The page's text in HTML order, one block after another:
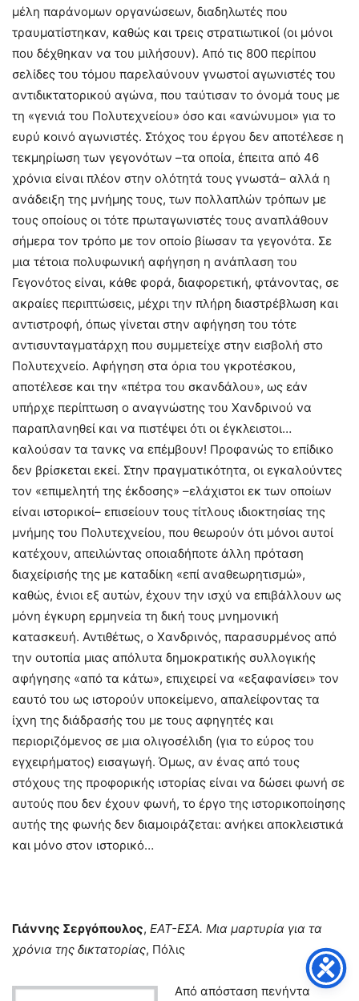
μέλη παράνομων οργανώσεων, διαδηλωτές που
τραυματίστηκαν, καθώς και τρεις στρατιωτικοί (οι μόνοι
που δέχθηκαν να του μιλήσουν). Από τις 800 περίπου
σελίδες του τόμου παρελαύνουν γνωστοί αγωνιστές του
αντιδικτατορικού αγώνα, που ταύτισαν το όνομά τους με
τη «γενιά του Πολυτεχνείου» όσο και «ανώνυμοι» για το
ευρύ κοινό αγωνιστές. Στόχος του έργου δεν αποτέλεσε η
τεκμηρίωση των γεγονότων –τα οποία, έπειτα από 46
χρόνια είναι πλέον στην ολότητά τους γνωστά– αλλά η
ανάδειξη της μνήμης τους, των πολλαπλών τρόπων με
τους οποίους οι τότε πρωταγωνιστές τους αναπλάθουν
σήμερα τον τρόπο με τον οποίο βίωσαν τα γεγονότα. Σε
μια τέτοια πολυφωνική αφήγηση η ανάπλαση του
Γεγονότος είναι, κάθε φορά, διαφορετική, φτάνοντας, σε
ακραίες περιπτώσεις, μέχρι την πλήρη διαστρέβλωση και
αντιστροφή, όπως γίνεται στην αφήγηση του τότε
αντισυνταγματάρχη που συμμετείχε στην εισβολή στο
Πολυτεχνείο. Αφήγηση στα όρια του γκροτέσκου,
αποτέλεσε και την «πέτρα του σκανδάλου», ως εάν
υπήρχε περίπτωση ο αναγνώστης του Χανδρινού να
παραπλανηθεί και να πιστέψει ότι οι έγκλειστοι…
καλούσαν τα τανκς να επέμβουν! Προφανώς το επίδικο
δεν βρίσκεται εκεί. Στην πραγματικότητα, οι εγκαλούντες
τον «επιμελητή της έκδοσης» –ελάχιστοι εκ των οποίων
είναι ιστορικοί– επισείουν τους τίτλους ιδιοκτησίας της
μνήμης του Πολυτεχνείου, που θεωρούν ότι μόνοι αυτοί
κατέχουν, απειλώντας οποιαδήποτε άλλη πρόταση
διαχείρισής της με καταδίκη «επί αναθεωρητισμώ»,
καθώς, ένιοι εξ αυτών, έχουν την ισχύ να επιβάλλουν ως
μόνη έγκυρη ερμηνεία τη δική τους μνημονική
κατασκευή. Αντιθέτως, ο Χανδρινός, παρασυρμένος από
την ουτοπία μιας απόλυτα δημοκρατικής συλλογικής
αφήγησης «από τα κάτω», επιχειρεί να «εξαφανίσει» τον
εαυτό του ως ιστορούν υποκείμενο, απαλείφοντας τα
ίχνη της διάδρασής του με τους αφηγητές και
περιοριζόμενος σε μια ολιγοσέλιδη (για το εύρος του
εγχειρήματος) εισαγωγή. Όμως, αν ένας από τους
στόχους της προφορικής ιστορίας είναι να δώσει φωνή σε
αυτούς που δεν έχουν φωνή, το έργο της ιστορικοποίησης
αυτής της φωνής δεν διαμοιράζεται: ανήκει αποκλειστικά
και μόνο στον ιστορικό…
Γιάννης Σεργόπουλος, ΕΑΤ-ΕΣΑ. Μια μαρτυρία για τα
χρόνια της δικτατορίας, Πόλις
Από απόσταση πενήντα